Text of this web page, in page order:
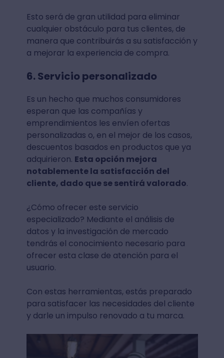
Esto será de gran utilidad para eliminar
cualquier obstáculo para tus clientes, de
manera que contribuirás a su satisfacción y
a mejorar la experiencia de compra.
6. Servicio personalizado
Es un hecho que muchos consumidores
esperan que las compañías y
emprendimientos les envíen ofertas
personalizadas o, en el mejor de los casos,
descuentos basados en productos que ya
adquirieron. Esta opción mejora
notablemente la satisfacción del
cliente, dado que se sentirá valorado.
¿Cómo ofrecer este servicio
especializado? Mediante el análisis de
datos y la investigación de mercado
tendrás el conocimiento necesario para
ofrecer esta clase de atención para el
usuario.
Con estas herramientas, estás preparado
para satisfacer las necesidades del cliente
y darle un impulso renovado a tu marca.